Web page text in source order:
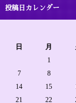
投稿日カレンダー
日 月
1
7
8
14
15
21
22